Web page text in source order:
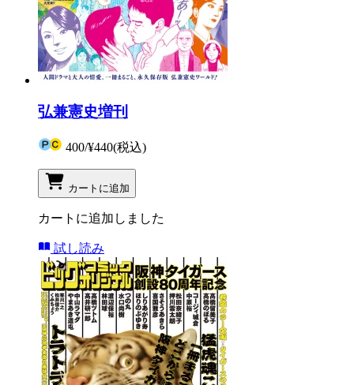
弘兼憲史増刊
400/¥440(税込)
カートに追加
カートに追加しました
試し読み